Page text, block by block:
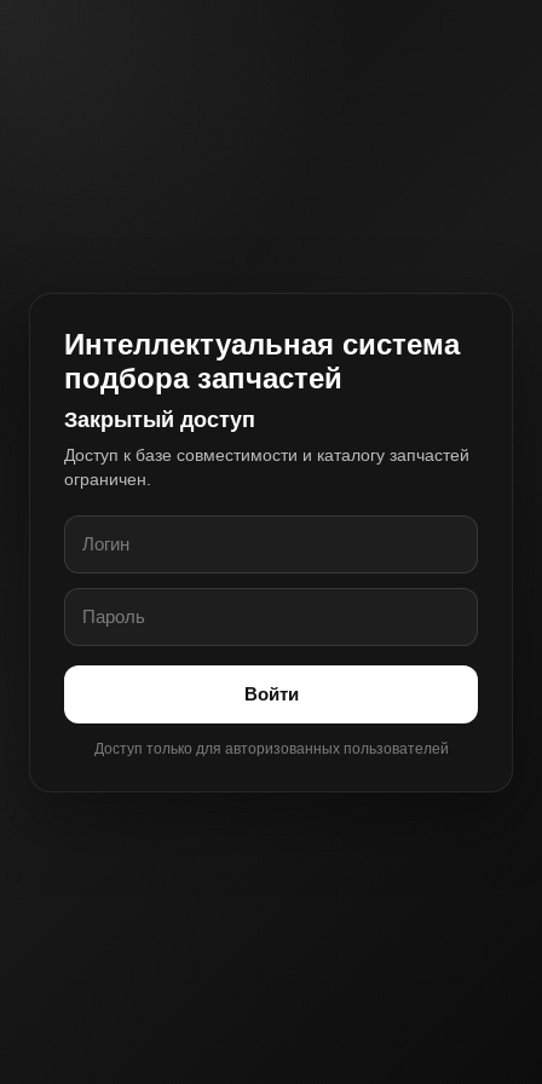
Интеллектуальная система
подбора запчастей
Закрытый доступ
Доступ к базе совместимости и каталогу запчастей
ограничен.
Войти
Доступ только для авторизованных пользователей